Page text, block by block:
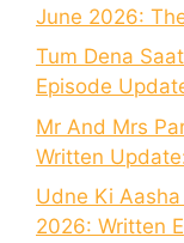
June 2026:
Tum Dena
Episode
Mr And Mrs
Written
Udne Ki
2026: Written